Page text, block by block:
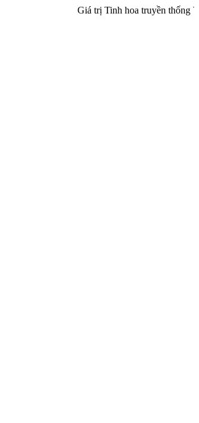
Giá trị Tinh hoa truyền thống Việt